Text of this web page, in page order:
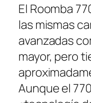
El Roomba
las mismas
avanzadas
mayor, pero
Aunque el